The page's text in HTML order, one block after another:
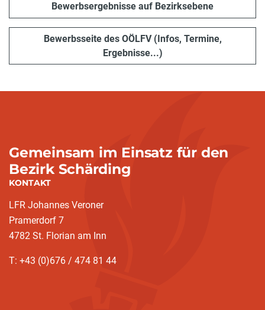
Bewerbsergebnisse auf Bezirksebene
Bewerbsseite des OÖLFV (Infos, Termine,
Ergebnisse...)
Gemeinsam im Einsatz für den
Bezirk Schärding
KONTAKT
LFR Johannes Veroner
Pramerdorf 7
4782 St. Florian am Inn
T: +43 (0)676 / 474 81 44